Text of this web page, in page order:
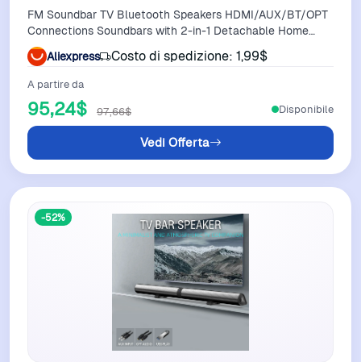
FM Soundbar TV Bluetooth Speakers HDMI/AUX/BT/OPT
Connections Soundbars with 2-in-1 Detachable Home
Cinema Shengba Sound System
Aliexpress Costo di spedizione: 1,99$
A partire da
95,24$ 97,66$
Vedi Offerta
Disponibile
-52%